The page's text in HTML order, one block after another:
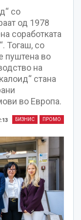
со
од 1978
соработката
Тогаш, со
пуштена во
на
стана
во Европа.
БИЗНИС ПРОМО